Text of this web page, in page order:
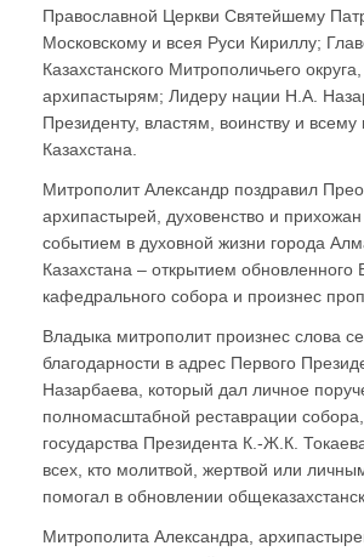
Православной Церкви Святейшему
Московскому и всея Руси Кириллу;
Казахстанского Митрополичьего
архипастырям; Лидеру нации Н.А.
Президенту, властям, воинству и всему
Казахстана.
Митрополит Александр поздравил
архипастырей, духовенство и
событием в духовной жизни города
Казахстана – открытием обновленного
кафедрального собора и произнес
Владыка митрополит произнес слова
благодарности в адрес Первого
Назарбаева, который дал личное
полномасштабной реставрации
государства Президента К.-Ж.К.
всех, кто молитвой, жертвой или
помогал в обновлении
Митрополита Александра,